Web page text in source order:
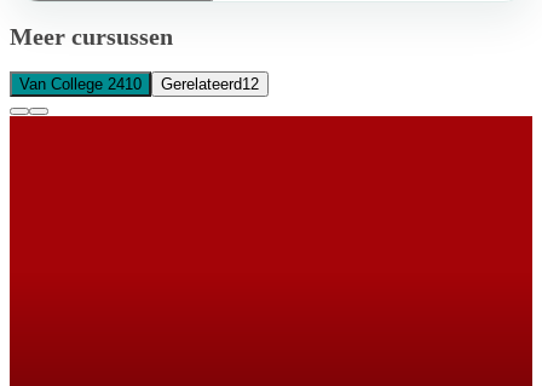
Meer cursussen
Van College 2410 Gerelateerd12